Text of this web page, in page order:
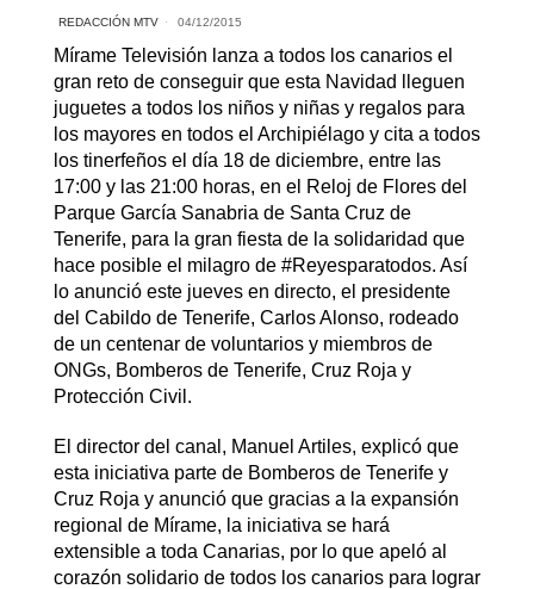
REDACCIÓN MTV 04/12/2015
Mírame Televisión lanza a todos los canarios el
gran reto de conseguir que esta Navidad lleguen
juguetes a todos los niños y niñas y regalos para
los mayores en todos el Archipiélago y cita a todos
los tinerfeños el día 18 de diciembre, entre las
17:00 y las 21:00 horas, en el Reloj de Flores del
Parque García Sanabria de Santa Cruz de
Tenerife, para la gran fiesta de la solidaridad que
hace posible el milagro de #Reyesparatodos. Así
lo anunció este jueves en directo, el presidente
del Cabildo de Tenerife, Carlos Alonso, rodeado
de un centenar de voluntarios y miembros de
ONGs, Bomberos de Tenerife, Cruz Roja y
Protección Civil.
El director del canal, Manuel Artiles, explicó que
esta iniciativa parte de Bomberos de Tenerife y
Cruz Roja y anunció que gracias a la expansión
regional de Mírame, la iniciativa se hará
extensible a toda Canarias, por lo que apeló al
corazón solidario de todos los canarios para lograr